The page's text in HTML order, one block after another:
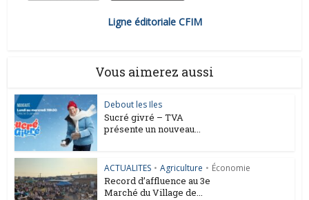
Ligne éditoriale CFIM
Vous aimerez aussi
Debout les Iles
Sucré givré – TVA
présente un nouveau...
ACTUALITES • Agriculture • Économie
Record d’affluence au 3e
Marché du Village de...